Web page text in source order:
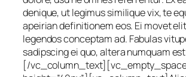
denique, ut legimus similique vix, te
apeirian definitionem eos. Ei movet
legendos conceptam ad. Fabulas
sadipscing ei quo, altera numquam
[/